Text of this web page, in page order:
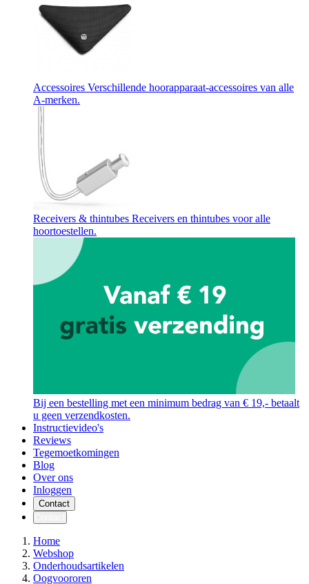
Accessoires Verschillende hoorapparaat-accessoires van alle
A-merken.
Receivers & thintubes Receivers en thintubes voor alle
hoortoestellen.
Bij een bestelling met een minimum bedrag van € 19,- betaalt
u geen verzendkosten.
Instructievideo's
Reviews
Tegemoetkomingen
Blog
Over ons
Inloggen
Contact
Home
Webshop
Onderhoudsartikelen
Oogvoororen